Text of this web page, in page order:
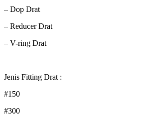
– Dop Drat
– Reducer Drat
– V-ring Drat
Jenis Fitting Drat :
#150
#300